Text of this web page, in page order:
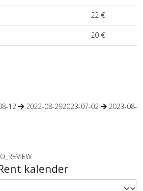
22 €
20 €
12 2022-08-292023-07-02
2023-08-
kalender